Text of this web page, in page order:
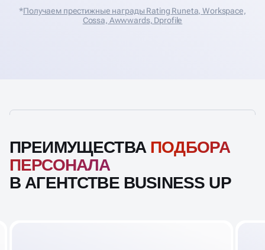
*Получаем престижные награды Rating Runeta, Workspace,
Cossa, Аwwwards, Dprofile
ПРЕИМУЩЕСТВА ПОДБОРА
ПЕРСОНАЛА
В АГЕНТСТВЕ BUSINESS UP